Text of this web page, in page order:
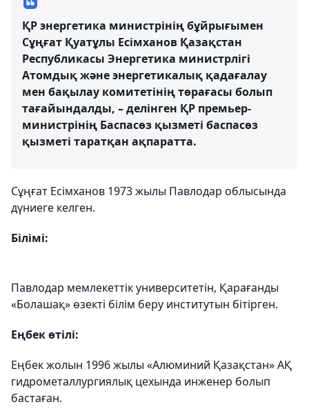
ҚР энергетика министрінің бұйрығымен
Сұңғат Қуатұлы Есімханов Қазақстан
Республикасы Энергетика министрлігі
Атомдық және энергетикалық қадағалау
мен бақылау комитетінің төрағасы болып
тағайындалды, – делінген ҚР премьер-
министрінің Баспасөз қызметі баспасөз
қызметі таратқан ақпаратта.
Сұңғат Есімханов 1973 жылы Павлодар облысында
дүниеге келген.
Білімі:
Павлодар мемлекеттік университетін, Қарағанды
«Болашақ» өзекті білім беру институтын бітірген.
Еңбек өтілі:
Еңбек жолын 1996 жылы «Алюминий Қазақстан» АҚ
гидрометаллургиялық цехында инженер болып
бастаған.